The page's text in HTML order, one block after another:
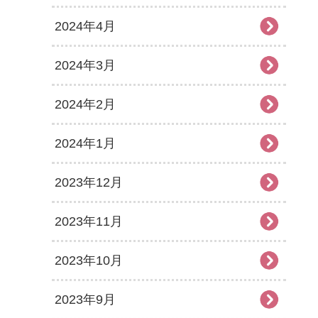
2024年4月
2024年3月
2024年2月
2024年1月
2023年12月
2023年11月
2023年10月
2023年9月